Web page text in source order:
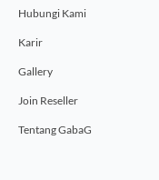
Hubungi Kami
Karir
Gallery
Join Reseller
Tentang GabaG